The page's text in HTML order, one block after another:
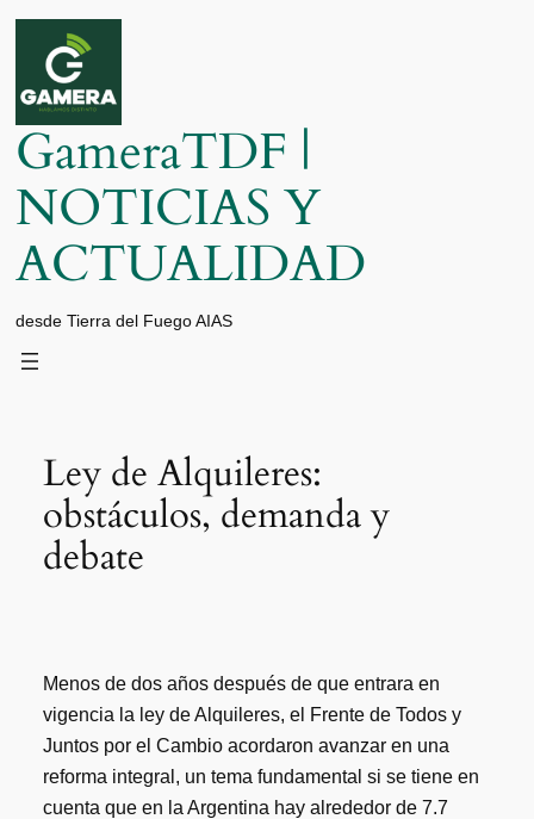
Saltar
contenido
GameraTDF |
NOTICIAS Y
ACTUALIDAD
desde Tierra del Fuego AIAS
Ley de Alquileres:
obstáculos, demanda y
debate
Menos de dos años después de que entrara en
vigencia la ley de Alquileres, el Frente de Todos y
Juntos por el Cambio acordaron avanzar en una
reforma integral, un tema fundamental si se tiene en
cuenta que en la Argentina hay alrededor de 7.7